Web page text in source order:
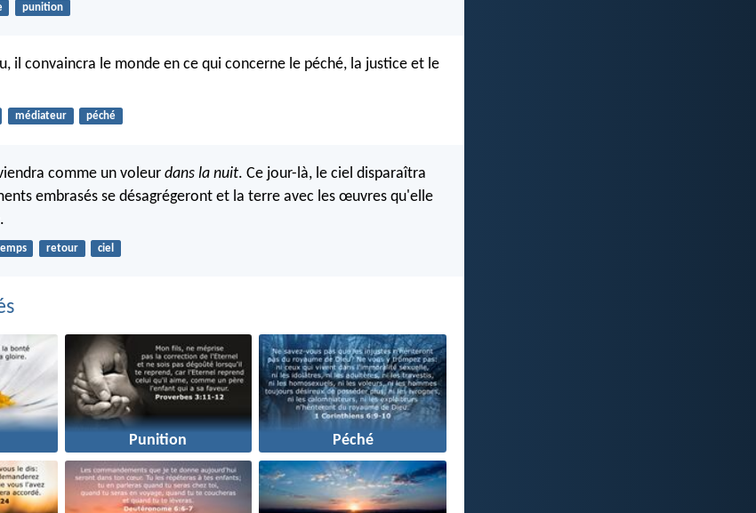
punition
il convaincra le monde en ce qui concerne le péché, la justice et le
médiateur péché
comme un voleur dans la nuit. Ce jour-là, le ciel disparaîtra
embrasés se désagrégeront et la terre avec les œuvres qu'elle
retour ciel
Punition Péché